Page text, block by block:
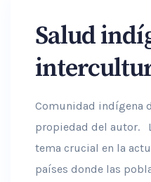
Salud
Comunidad indígena
propiedad del autor.
tema crucial en la
países donde las